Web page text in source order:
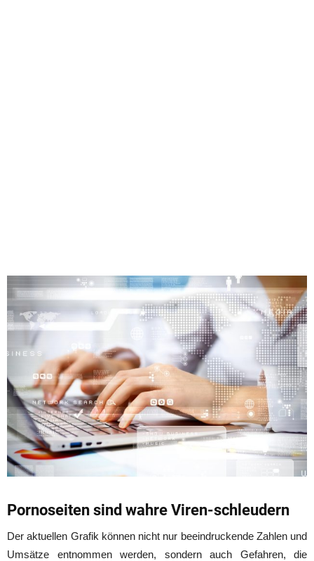
Pornoseiten sind wahre Viren-schleudern
Der aktuellen Grafik können nicht nur beeindruckende Zahlen und
Umsätze entnommen werden, sondern auch Gefahren, die